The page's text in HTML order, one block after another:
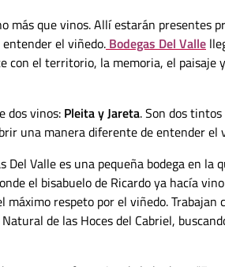
más que vinos. Allí estarán presentes
el viñedo. Bodegas Del Valle
con el territorio, la memoria, el
dos vinos: Pleita y Jareta. Son dos
una manera diferente de entender el
Del Valle es una pequeña bodega en la
el bisabuelo de Ricardo ya hacía
respeto por el viñedo. Trabajan
de las Hoces del Cabriel,